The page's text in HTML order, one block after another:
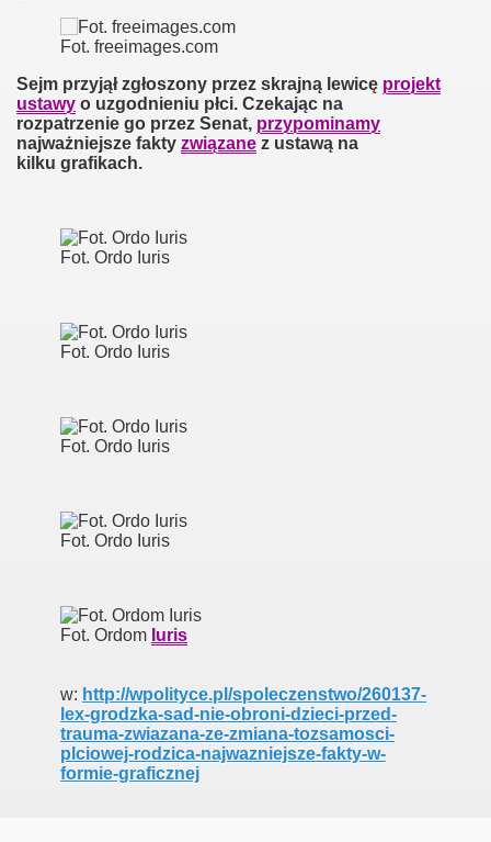
Fot. freeimages.com
Sejm przyjął zgłoszony przez skrajną lewicę projekt
ustawy o uzgodnieniu płci. Czekając na
rozpatrzenie go przez Senat, przypominamy
najważniejsze fakty związane z ustawą na
kilku grafikach.
Fot. Ordo Iuris
Fot. Ordo Iuris
Fot. Ordo Iuris
Fot. Ordo Iuris
Fot. Ordom Iuris
w: http://wpolityce.pl/spoleczenstwo/260137-
lex-grodzka-sad-nie-obroni-dzieci-przed-
trauma-zwiazana-ze-zmiana-tozsamosci-
plciowej-rodzica-najwazniejsze-fakty-w-
formie-graficznej
ministry